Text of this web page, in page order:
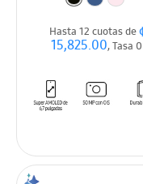
Hasta 12 cuotas de
15,825.00, Tasa 0